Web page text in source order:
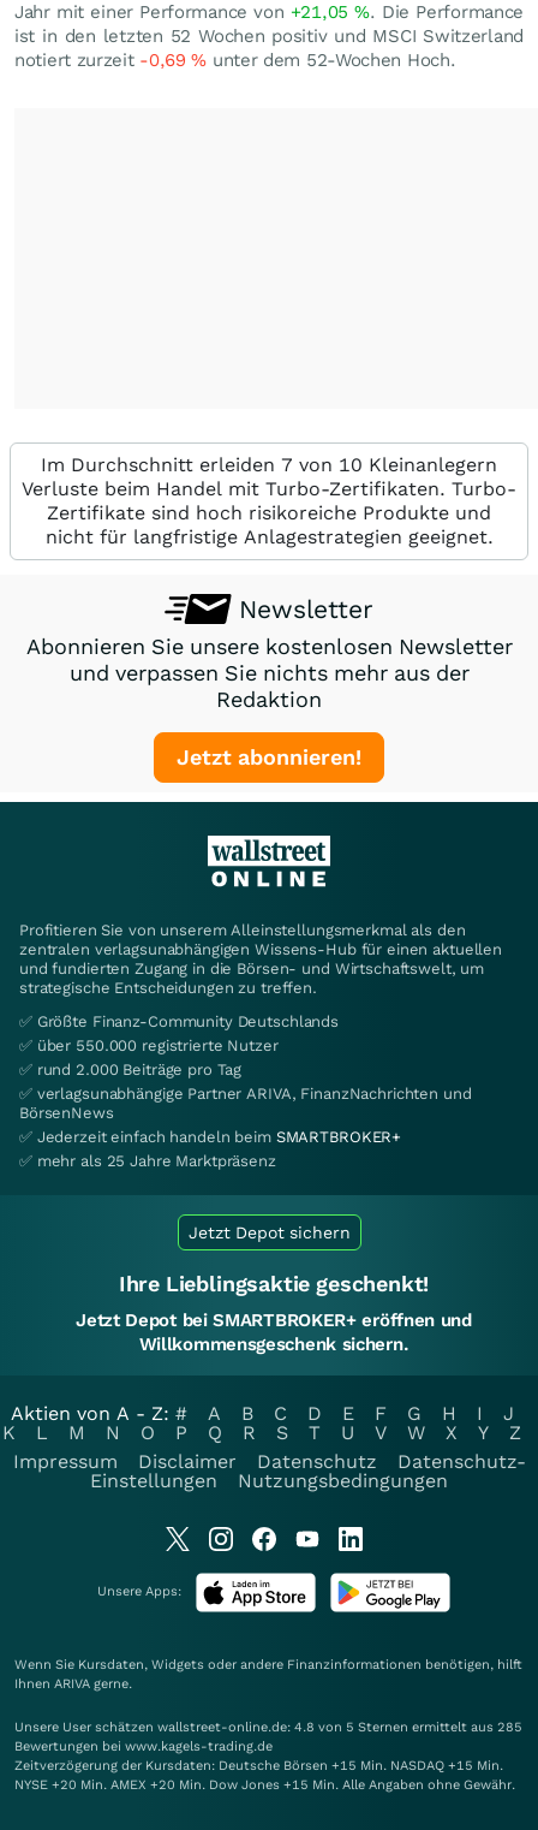
Jahr mit einer Performance von +21,05%. Die Performance
ist in den letzten 52 Wochen positiv und MSCI Switzerland
notiert zurzeit -0,69% unter dem 52-Wochen Hoch.
Im Durchschnitt erleiden 7 von 10 Kleinanlegern
Verluste beim Handel mit Turbo-Zertifikaten. Turbo-
Zertifikate sind hoch risikoreiche Produkte und
nicht für langfristige Anlagestrategien geeignet.
Newsletter
Abonnieren Sie unsere kostenlosen Newsletter
und verpassen Sie nichts mehr aus der
Redaktion
Jetzt abonnieren!
Profitieren Sie von unserem Alleinstellungsmerkmal als den
zentralen verlagsunabhängigen Wissens-Hub für einen aktuellen
und fundierten Zugang in die Börsen- und Wirtschaftswelt, um
strategische Entscheidungen zu treffen.
✅ Größte Finanz-Community Deutschlands
✅ über 550.000 registrierte Nutzer
✅ rund 2.000 Beiträge pro Tag
✅ verlagsunabhängige Partner ARIVA, FinanzNachrichten und
BörsenNews
✅ Jederzeit einfach handeln beim SMARTBROKER+
✅ mehr als 25 Jahre Marktpräsenz
Jetzt Depot sichern
Ihre Lieblingsaktie geschenkt!
Jetzt Depot bei SMARTBROKER+ eröffnen und
Willkommensgeschenk sichern.
Aktien von A - Z: # A B C D E F G H I
J
K
L M N O P Q R S T U V W X Y
Z
Impressum
Disclaimer Datenschutz
Datenschutz-
Einstellungen
Nutzungsbedingungen
Unsere Apps:
Wenn Sie Kursdaten, Widgets oder andere Finanzinformationen benötigen, hilft
Ihnen ARIVA gerne.
Unsere User schätzen wallstreet-online.de: 4.8 von 5 Sternen ermittelt aus 285
Bewertungen bei www.kagels-trading.de
Zeitverzögerung der Kursdaten: Deutsche Börsen +15 Min. NASDAQ +15 Min.
NYSE +20 Min. AMEX +20 Min. Dow Jones +15 Min. Alle Angaben ohne Gewähr.